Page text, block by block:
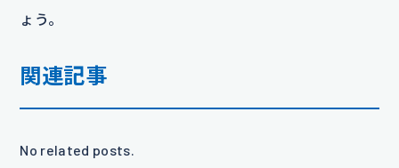
ょう。
関連記事
No related posts.